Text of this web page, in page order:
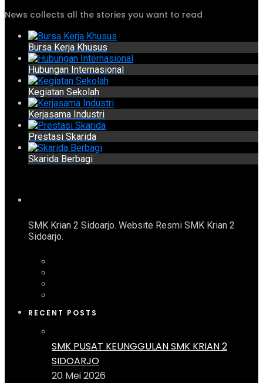
News collects all the stories you want to read
Bursa Kerja Khusus
Hubungan Internasional
Kegiatan Sekolah
Kerjasama Industri
Prestasi Skarida
Skarida Berbagi
SMK Krian 2 Sidoarjo. Website Resmi SMK Krian 2
Sidoarjo.
RECENT POSTS
SMK PUSAT KEUNGGULAN SMK KRIAN 2
SIDOARJO
20 Mei 2026